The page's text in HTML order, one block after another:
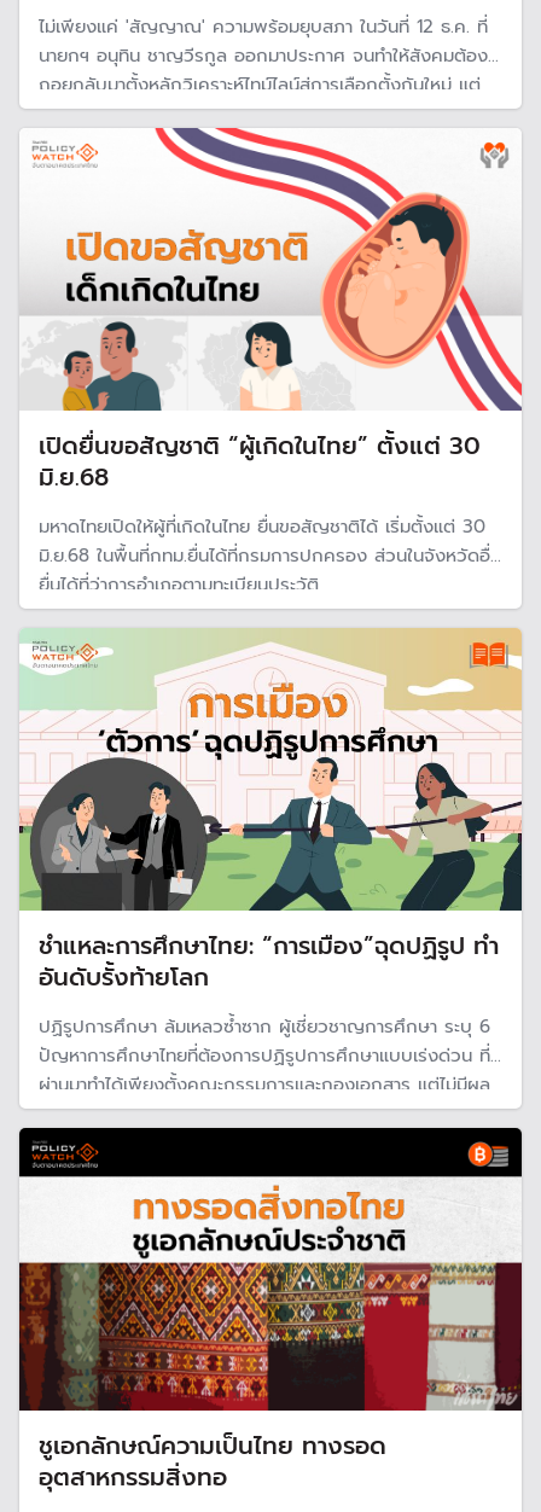
ไม่เพียงแค่ 'สัญญาณ' ความพร้อมยุบสภา ในวันที่ 12 ธ.ค. ที่
นายกฯ อนุทิน ชาญวีรกูล ออกมาประกาศ จนทำให้สังคมต้อง
ถอยกลับมาตั้งหลักวิเคราะห์ไทม์ไลน์สู่การเลือกตั้งกันใหม่ แต่
อีกประเด็นสำคัญที่ถูกจับตาคือท่าทีมุมมองต่อการผลักดัน
'นโยบาย' สู่การปฏิบัติ ที่ชวนให้สังคมต้องกลับมาทำความเข้าใจ
กันใหม่อีกครั้ง
เปิดยื่นขอสัญชาติ “ผู้เกิดในไทย” ตั้งแต่ 30
มิ.ย.68
มหาดไทยเปิดให้ผู้ที่เกิดในไทย ยื่นขอสัญชาติได้ เริ่มตั้งแต่ 30
มิ.ย.68 ในพื้นที่กทม.ยื่นได้ที่กรมการปกครอง ส่วนในจังหวัดอื่น
ยื่นได้ที่ว่าการอำเภอตามทะเบียนประวัติ
ชำแหละการศึกษาไทย: “การเมือง”ฉุดปฏิรูป ทำ
อันดับรั้งท้ายโลก
ปฏิรูปการศึกษา ล้มเหลวซ้ำซาก ผู้เชี่ยวชาญการศึกษา ระบุ 6
ปัญหาการศึกษาไทยที่ต้องการปฏิรูปการศึกษาแบบเร่งด่วน ที่
ผ่านมาทำได้เพียงตั้งคณะกรรมการและกองเอกสาร แต่ไม่มีผล
ต่อคุณภาพการศึกษา ขณะที่ พ.ร.บ.การศึกษาแห่งชาติ ใช้มา
26 ปี ไม่มีการแก้ไข เหตุการเมืองขาดความกล้าหาญตัดสินใจ
ผ่าตัดกระทรวง
ชูเอกลักษณ์ความเป็นไทย ทางรอด
อุตสาหกรรมสิ่งทอ